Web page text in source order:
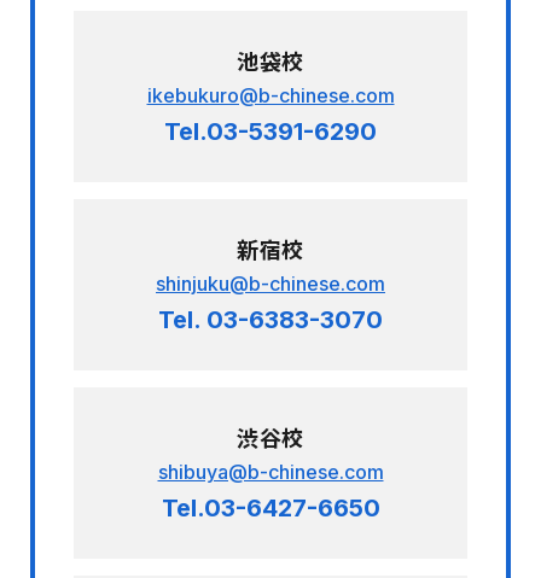
池袋校
ikebukuro@b-chinese.com
Tel.03-5391-6290
新宿校
shinjuku@b-chinese.com
Tel. 03-6383-3070
渋谷校
shibuya@b-chinese.com
Tel.03-6427-6650